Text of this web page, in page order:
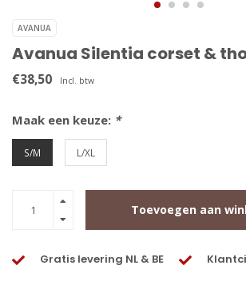
AVANUA
Avanua Silentia corset &
€38,50 Incl. btw
Maak een keuze: *
S/M L/XL
Toevoegen aan
Gratis levering NL & BE